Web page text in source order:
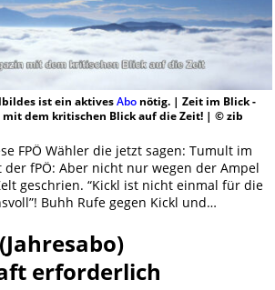
ist ein aktivesAbonötig. | Zeit im Blick -
mit dem kritischen Blick auf die Zeit! | © zib
FPÖ Wähler die jetzt sagen: Tumult im
fPÖ: Aber nicht nur wegen der Ampel
geschrien. “Kickl ist nicht einmal für die
Buhh Rufe gegen Kickl und…
erforderlich